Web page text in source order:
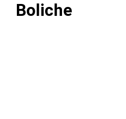
Boliche